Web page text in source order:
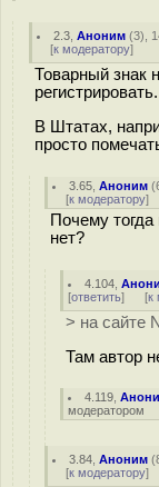
2.3 ,Аноним (3),
[к модератору]
Товарный знак
регистрировать.
В Штатах,
просто
3.65 ,Аноним (
[к модератору]
Почему тогда
нет?
4.104 ,
[ответить] [к
> на сайте
Там автор
4.119 ,
модератором
3.84 ,Аноним (
[к модератору]